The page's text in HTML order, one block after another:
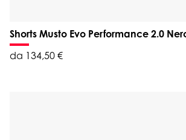
Shorts Musto Evo Performance 2.0
da 134,50 €